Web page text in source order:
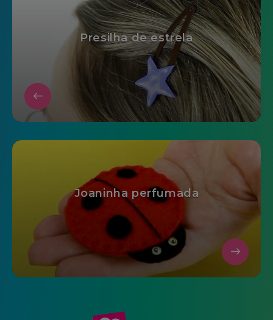
Presilha de estrela
Joaninha perfumada